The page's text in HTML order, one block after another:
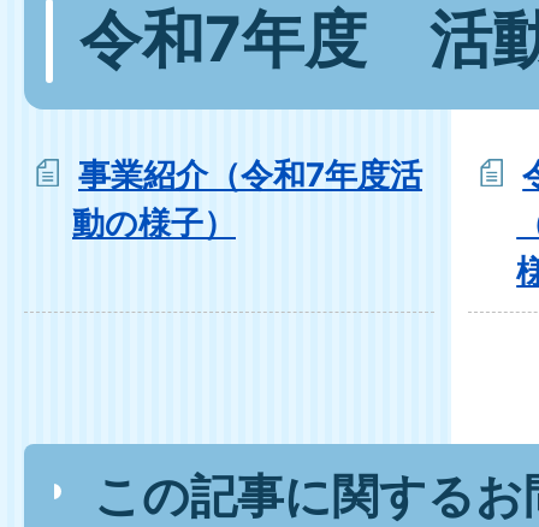
令和7年度 活
事業紹介（令和7年度活
動の様子）
この記事に関する